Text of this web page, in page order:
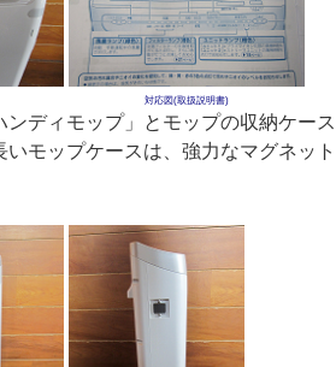
対応図(取扱説明書)
ディモップ」とモップの収納ケース
モップケースは、強力なマグネット